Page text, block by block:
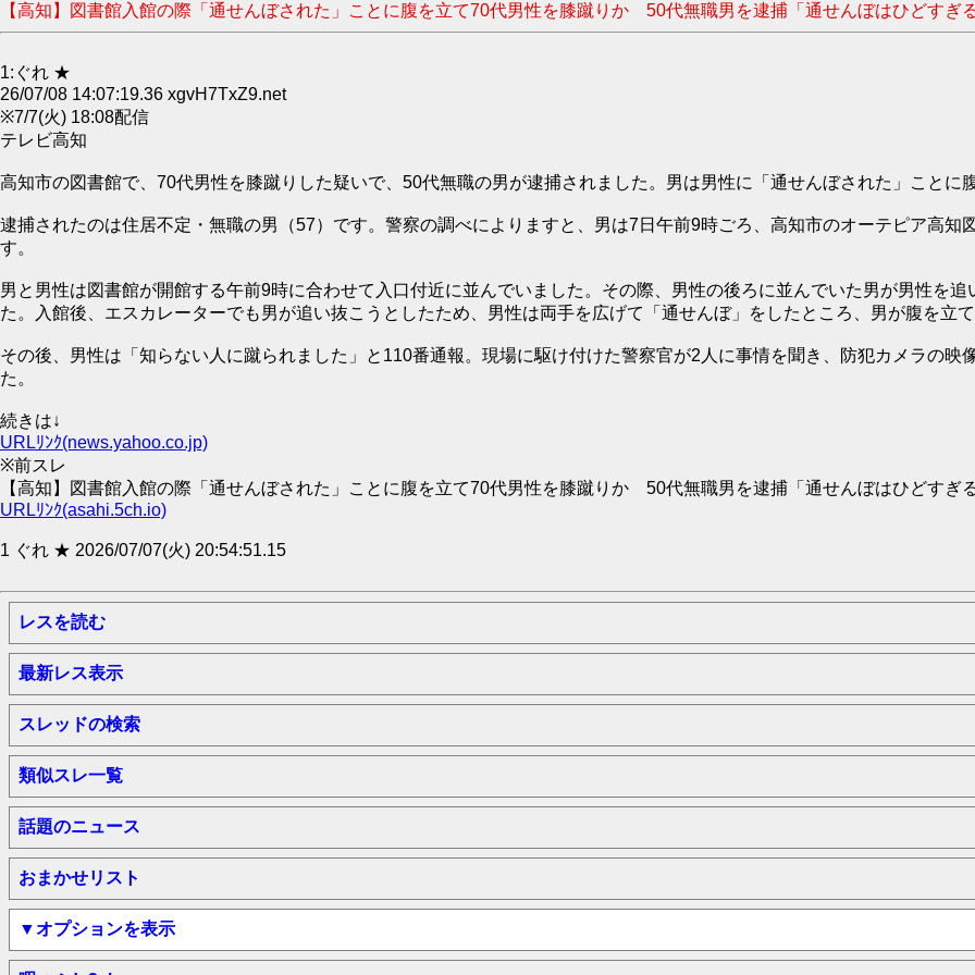
【高知】図書館入館の際「通せんぼされた」ことに腹を立て70代男性を膝蹴りか 50代無職男を逮捕「通せんぼはひどす
1:ぐれ ★
26/07/08 14:07:19.36 xgvH7TxZ9.net
※7/7(火) 18:08配信
テレビ高知
高知市の図書館で、70代男性を膝蹴りした疑いで、50代無職の男が逮捕されました。男は男性に「通せんぼされた」ことに
逮捕されたのは住居不定・無職の男（57）です。警察の調べによりますと、男は7日午前9時ごろ、高知市のオーテピア高知
す。
男と男性は図書館が開館する午前9時に合わせて入口付近に並んでいました。その際、男性の後ろに並んでいた男が男性を
た。入館後、エスカレーターでも男が追い抜こうとしたため、男性は両手を広げて「通せんぼ」をしたところ、男が腹を立
その後、男性は「知らない人に蹴られました」と110番通報。現場に駆け付けた警察官が2人に事情を聞き、防犯カメラの
た。
続きは↓
URLﾘﾝｸ(news.yahoo.co.jp)
※前スレ
【高知】図書館入館の際「通せんぼされた」ことに腹を立て70代男性を膝蹴りか 50代無職男を逮捕「通せんぼはひどすぎ
URLﾘﾝｸ(asahi.5ch.io)
1 ぐれ ★ 2026/07/07(火) 20:54:51.15
レスを読む
最新レス表示
スレッドの検索
類似スレ一覧
話題のニュース
おまかせリスト
▼オプションを表示